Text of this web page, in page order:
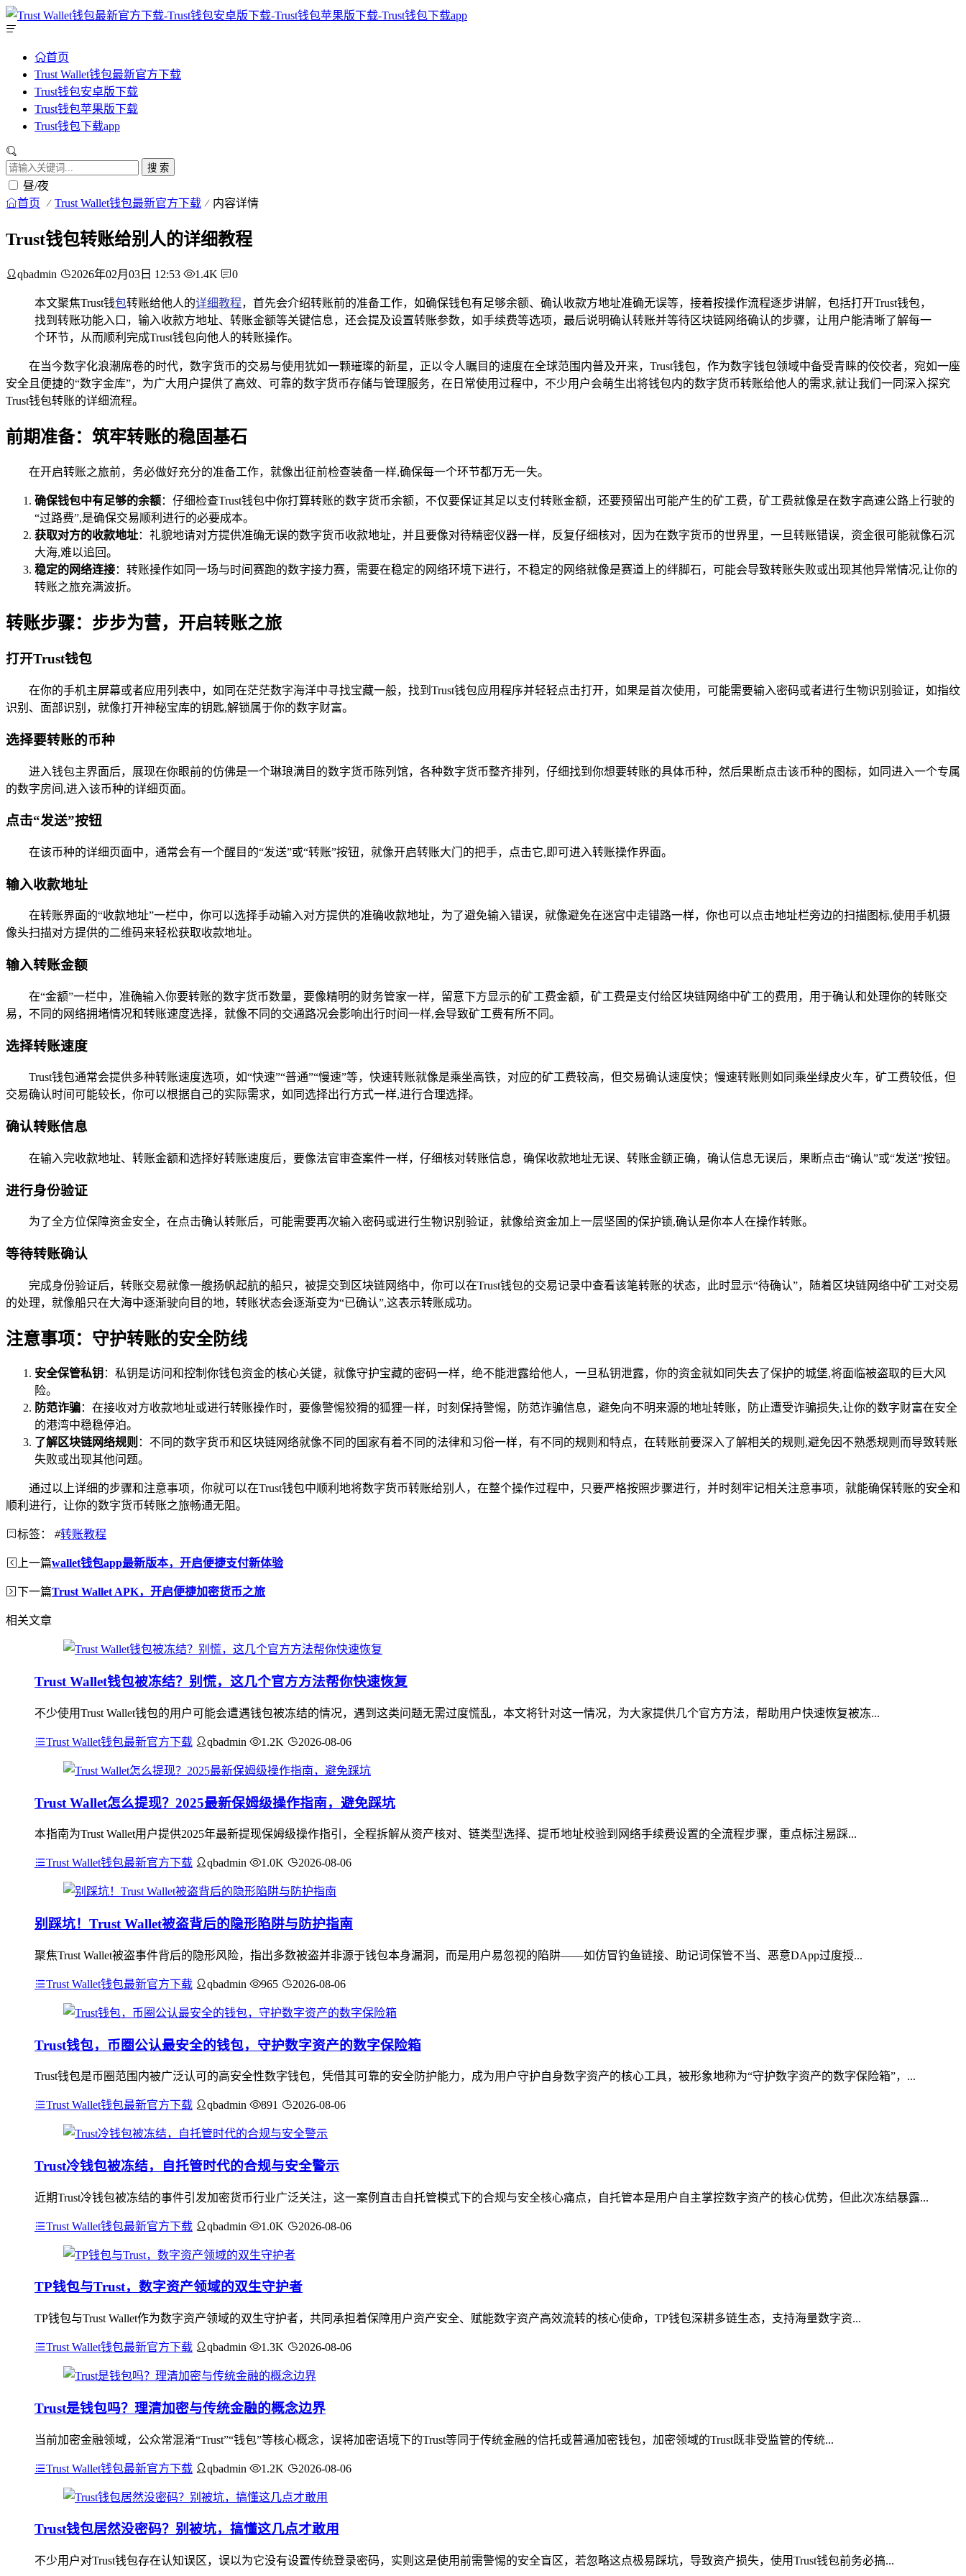
首页
Trust Wallet钱包最新官方下载
Trust钱包安卓版下载
Trust钱包苹果版下载
Trust钱包下载app
搜 索
昼/夜
首页 Trust Wallet钱包最新官方下载 内容详情
Trust钱包转账给别人的详细教程
qbadmin 2026年02月03日 12:53 1.4K 0
本文聚焦Trust钱包转账给他人的详细教程，首先会介绍转账前的准备工作，如确保钱包有足够余额、确认收款方地址准确无误等，接着按操作流程逐步讲解，包括打开Trust钱包，
找到转账功能入口，输入收款方地址、转账金额等关键信息，还会提及设置转账参数，如手续费等选项，最后说明确认转账并等待区块链网络确认的步骤，让用户能清晰了解每一
个环节，从而顺利完成Trust钱包向他人的转账操作。
在当今数字化浪潮席卷的时代，数字货币的交易与使用犹如一颗璀璨的新星，正以令人瞩目的速度在全球范围内普及开来，Trust钱包，作为数字钱包领域中备受青睐的佼佼者，宛如一座
安全且便捷的“数字金库”，为广大用户提供了高效、可靠的数字货币存储与管理服务，在日常使用过程中，不少用户会萌生出将钱包内的数字货币转账给他人的需求,就让我们一同深入探究
Trust钱包转账的详细流程。
前期准备：筑牢转账的稳固基石
在开启转账之旅前，务必做好充分的准备工作，就像出征前检查装备一样,确保每一个环节都万无一失。
确保钱包中有足够的余额：仔细检查Trust钱包中你打算转账的数字货币余额，不仅要保证其足以支付转账金额，还要预留出可能产生的矿工费，矿工费就像是在数字高速公路上行驶的
“过路费”,是确保交易顺利进行的必要成本。
获取对方的收款地址：礼貌地请对方提供准确无误的数字货币收款地址，并且要像对待精密仪器一样，反复仔细核对，因为在数字货币的世界里，一旦转账错误，资金很可能就像石沉
大海,难以追回。
稳定的网络连接：转账操作如同一场与时间赛跑的数字接力赛，需要在稳定的网络环境下进行，不稳定的网络就像是赛道上的绊脚石，可能会导致转账失败或出现其他异常情况,让你的
转账之旅充满波折。
转账步骤：步步为营，开启转账之旅
打开Trust钱包
在你的手机主屏幕或者应用列表中，如同在茫茫数字海洋中寻找宝藏一般，找到Trust钱包应用程序并轻轻点击打开，如果是首次使用，可能需要输入密码或者进行生物识别验证，如指纹
识别、面部识别，就像打开神秘宝库的钥匙,解锁属于你的数字财富。
选择要转账的币种
进入钱包主界面后，展现在你眼前的仿佛是一个琳琅满目的数字货币陈列馆，各种数字货币整齐排列，仔细找到你想要转账的具体币种，然后果断点击该币种的图标，如同进入一个专属
的数字房间,进入该币种的详细页面。
点击“发送”按钮
在该币种的详细页面中，通常会有一个醒目的“发送”或“转账”按钮，就像开启转账大门的把手，点击它,即可进入转账操作界面。
输入收款地址
在转账界面的“收款地址”一栏中，你可以选择手动输入对方提供的准确收款地址，为了避免输入错误，就像避免在迷宫中走错路一样，你也可以点击地址栏旁边的扫描图标,使用手机摄
像头扫描对方提供的二维码来轻松获取收款地址。
输入转账金额
在“金额”一栏中，准确输入你要转账的数字货币数量，要像精明的财务管家一样，留意下方显示的矿工费金额，矿工费是支付给区块链网络中矿工的费用，用于确认和处理你的转账交
易，不同的网络拥堵情况和转账速度选择，就像不同的交通路况会影响出行时间一样,会导致矿工费有所不同。
选择转账速度
Trust钱包通常会提供多种转账速度选项，如“快速”“普通”“慢速”等，快速转账就像是乘坐高铁，对应的矿工费较高，但交易确认速度快；慢速转账则如同乘坐绿皮火车，矿工费较低，但
交易确认时间可能较长，你可以根据自己的实际需求，如同选择出行方式一样,进行合理选择。
确认转账信息
在输入完收款地址、转账金额和选择好转账速度后，要像法官审查案件一样，仔细核对转账信息，确保收款地址无误、转账金额正确，确认信息无误后，果断点击“确认”或“发送”按钮。
进行身份验证
为了全方位保障资金安全，在点击确认转账后，可能需要再次输入密码或进行生物识别验证，就像给资金加上一层坚固的保护锁,确认是你本人在操作转账。
等待转账确认
完成身份验证后，转账交易就像一艘扬帆起航的船只，被提交到区块链网络中，你可以在Trust钱包的交易记录中查看该笔转账的状态，此时显示“待确认”，随着区块链网络中矿工对交易
的处理，就像船只在大海中逐渐驶向目的地，转账状态会逐渐变为“已确认”,这表示转账成功。
注意事项：守护转账的安全防线
安全保管私钥 ：私钥是访问和控制你钱包资金的核心关键，就像守护宝藏的密码一样，绝不能泄露给他人，一旦私钥泄露，你的资金就如同失去了保护的城堡,将面临被盗取的巨大风
险。
防范诈骗：在接收对方收款地址或进行转账操作时，要像警惕狡猾的狐狸一样，时刻保持警惕，防范诈骗信息，避免向不明来源的地址转账，防止遭受诈骗损失,让你的数字财富在安全
的港湾中稳稳停泊。
了解区块链网络规则 ：不同的数字货币和区块链网络就像不同的国家有着不同的法律和习俗一样，有不同的规则和特点，在转账前要深入了解相关的规则,避免因不熟悉规则而导致转账
失败或出现其他问题。
通过以上详细的步骤和注意事项，你就可以在Trust钱包中顺利地将数字货币转账给别人，在整个操作过程中，只要严格按照步骤进行，并时刻牢记相关注意事项，就能确保转账的安全和
顺利进行，让你的数字货币转账之旅畅通无阻。
标签： #转账教程
上一篇wallet钱包app最新版本，开启便捷支付新体验
下一篇Trust Wallet APK，开启便捷加密货币之旅
相关文章
Trust Wallet钱包被冻结？别慌，这几个官方方法帮你快速恢复
不少使用Trust Wallet钱包的用户可能会遭遇钱包被冻结的情况，遇到这类问题无需过度慌乱，本文将针对这一情况，为大家提供几个官方方法，帮助用户快速恢复被冻...
Trust Wallet钱包最新官方下载 qbadmin 1.2K 2026-08-06
Trust Wallet怎么提现？2025最新保姆级操作指南，避免踩坑
本指南为Trust Wallet用户提供2025年最新提现保姆级操作指引，全程拆解从资产核对、链类型选择、提币地址校验到网络手续费设置的全流程步骤，重点标注易踩...
Trust Wallet钱包最新官方下载 qbadmin 1.0K 2026-08-06
别踩坑！Trust Wallet被盗背后的隐形陷阱与防护指南
聚焦Trust Wallet被盗事件背后的隐形风险，指出多数被盗并非源于钱包本身漏洞，而是用户易忽视的陷阱——如仿冒钓鱼链接、助记词保管不当、恶意DApp过度授...
Trust Wallet钱包最新官方下载 qbadmin 965 2026-08-06
Trust钱包，币圈公认最安全的钱包，守护数字资产的数字保险箱
Trust钱包是币圈范围内被广泛认可的高安全性数字钱包，凭借其可靠的安全防护能力，成为用户守护自身数字资产的核心工具，被形象地称为“守护数字资产的数字保险箱”，...
Trust Wallet钱包最新官方下载 qbadmin 891 2026-08-06
Trust冷钱包被冻结，自托管时代的合规与安全警示
近期Trust冷钱包被冻结的事件引发加密货币行业广泛关注，这一案例直击自托管模式下的合规与安全核心痛点，自托管本是用户自主掌控数字资产的核心优势，但此次冻结暴露...
Trust Wallet钱包最新官方下载 qbadmin 1.0K 2026-08-06
TP钱包与Trust，数字资产领域的双生守护者
TP钱包与Trust Wallet作为数字资产领域的双生守护者，共同承担着保障用户资产安全、赋能数字资产高效流转的核心使命，TP钱包深耕多链生态，支持海量数字资...
Trust Wallet钱包最新官方下载 qbadmin 1.3K 2026-08-06
Trust是钱包吗？理清加密与传统金融的概念边界
当前加密金融领域，公众常混淆“Trust”“钱包”等核心概念，误将加密语境下的Trust等同于传统金融的信托或普通加密钱包，加密领域的Trust既非受监管的传统...
Trust Wallet钱包最新官方下载 qbadmin 1.2K 2026-08-06
Trust钱包居然没密码？别被坑，搞懂这几点才敢用
不少用户对Trust钱包存在认知误区，误以为它没有设置传统登录密码，实则这是使用前需警惕的安全盲区，若忽略这点极易踩坑，导致资产损失，使用Trust钱包前务必搞...